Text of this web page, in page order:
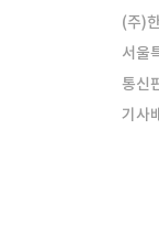
(주)
서울
통신
기사